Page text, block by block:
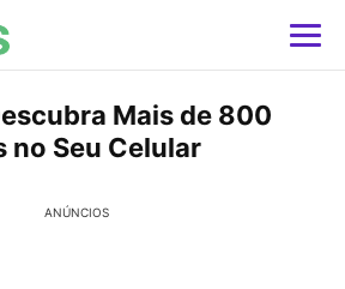
Mais de 800
no Seu Celular
ANÚNCIOS